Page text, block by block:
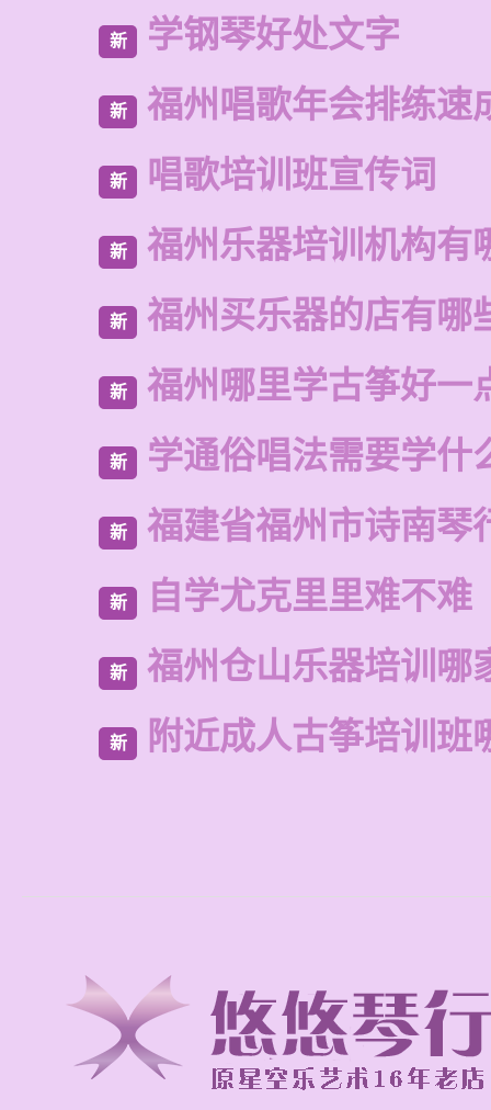
新 学钢琴好处文字
新 福州唱歌年会排练速
新 唱歌培训班宣传词
新 福州乐器培训机构有
新 福州买乐器的店有哪
新 福州哪里学古筝好一
新 学通俗唱法需要学什
新 福建省福州市诗南琴
新 自学尤克里里难不难
新 福州仓山乐器培训哪
新 附近成人古筝培训班